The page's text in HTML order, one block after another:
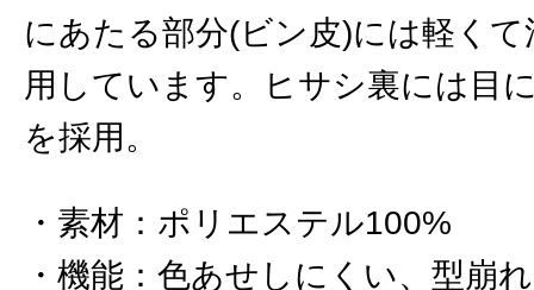
にあたる部分(ビン皮)には軽く
用しています。ヒサシ裏には目
を採用。
素材 ： ポリエステル100%
機能 ： 色あせしにくい、型崩